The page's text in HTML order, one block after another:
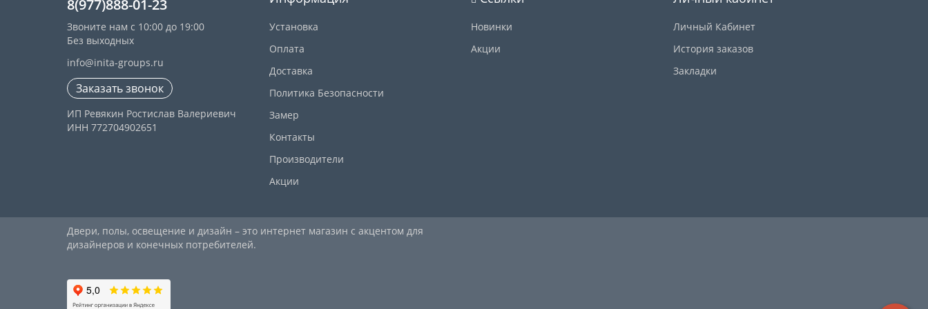
8(977)888-01-23
Звоните нам с 10:00 до 19:00
Без выходных
info@inita-groups.ru
Заказать звонок
ИП Ревякин Ростислав Валериевич
ИНН 772704902651
Установка
Оплата
Доставка
Политика Безопасности
Замер
Контакты
Производители
Акции
Новинки
Акции
Личный Кабинет
История заказов
Закладки
Двери, полы, освещение и дизайн – это интернет магазин с акцентом для
дизайнеров и конечных потребителей.